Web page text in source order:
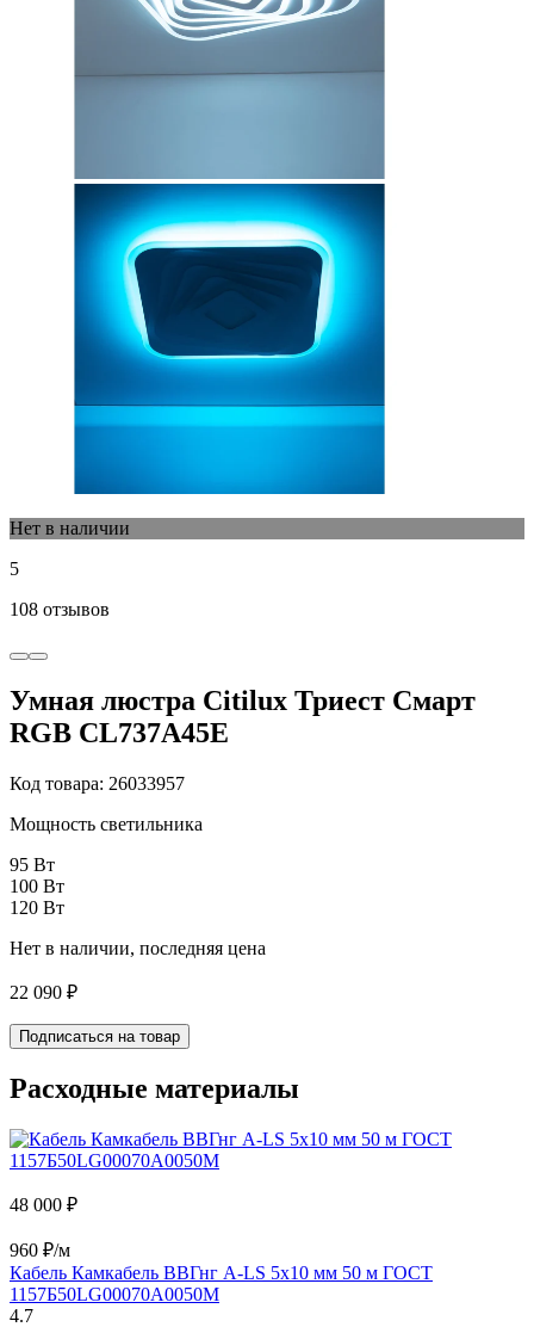
Нет в наличии
5
108 отзывов
Умная люстра Citilux Триест Смарт
RGB CL737A45E
Код товара: 26033957
Мощность светильника
95 Вт
100 Вт
120 Вт
Нет в наличии, последняя цена
22 090 ₽
Подписаться на товар
Расходные материалы
48 000 ₽
960 ₽/м
Кабель Камкабель ВВГнг А-LS 5x10 мм 50 м ГОСТ
1157Б50LG00070А0050М
4.7